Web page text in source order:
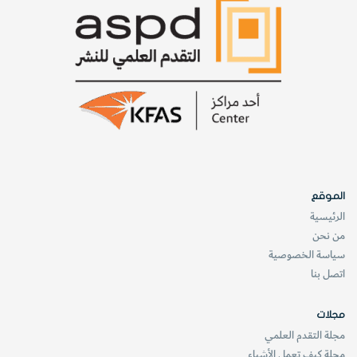
كانت تلك الجائحة، على سبيل المثال، استثنائية من حيث الاتساع
والعمق، فقد اجتاح الوباء أوروبا وأمريكا الشمالية ووصل إلى قفار
فاشيات الإنفلونزا الأخرى.
الموقع
الرئيسية
من نحن
سياسة الخصوصية
اتصل بنا
مجلات
مجلة التقدم العلمي